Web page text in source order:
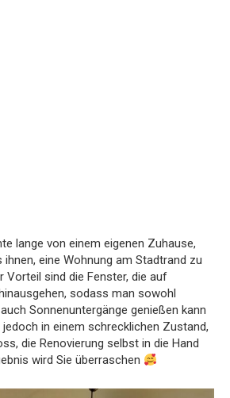
lange von einem eigenen Zuhause,
ihnen, eine Wohnung am Stadtrand zu
Vorteil sind die Fenster, die auf
sodass man sowohl
Sonnenuntergänge genießen kann
jedoch in einem schrecklichen Zustand,
die Renovierung selbst in die Hand
wird Sie überraschen